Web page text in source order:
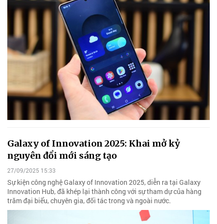
Galaxy of Innovation 2025: Khai mở kỷ
nguyên đổi mới sáng tạo
27/09/2025 15:33
Sự kiện công nghệ Galaxy of Innovation 2025, diễn ra tại Galaxy
Innovation Hub, đã khép lại thành công với sự tham dự của hàng
trăm đại biểu, chuyên gia, đối tác trong và ngoài nước.